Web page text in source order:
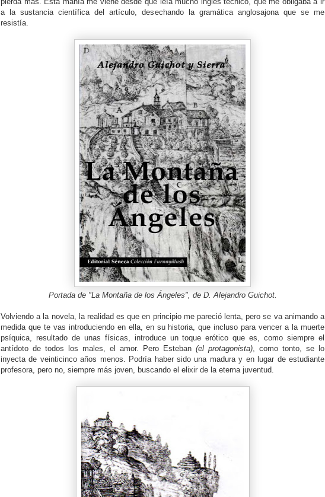
a la sustancia científica del artículo, desechando la gramática anglosajona que se me
resistía.
Portada de "La Montaña de los Ángeles", de D. Alejandro Guichot.
Volviendo a la novela, la realidad es que en principio me pareció lenta, pero se va animando a
medida que te vas introduciendo en ella, en su historia, que incluso para vencer a la muerte
psíquica, resultado de unas físicas, introduce un toque erótico que es, como siempre el
antídoto de todos los males, el amor. Pero Esteban (el protagonista), como tonto, se lo
inyecta de veinticinco años menos. Podría haber sido una madura y en lugar de estudiante
profesora, pero no, siempre más joven, buscando el elixir de la eterna juventud.